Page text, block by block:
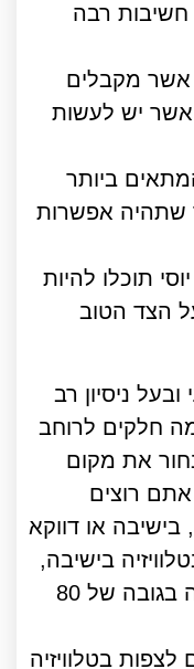
חשיבות רבה
אשר מקבלים
יש לעשות
ביותר
שתהיה אפשרות
תוכלו להיות
הצד הטוב
ניסיון רב
חלקים לרוחב
את מקום
רוצים
בישיבה או דווקא
בישיבה,
הרי כדאי להתקין את הטלוויזיה בגובה של 80
בטלוויזיה